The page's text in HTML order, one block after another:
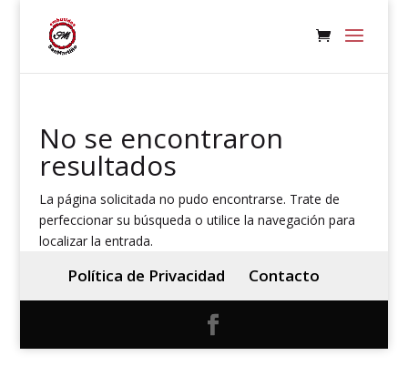
No se encontraron
resultados
La página solicitada no pudo encontrarse. Trate de
perfeccionar su búsqueda o utilice la navegación para
localizar la entrada.
Política de Privacidad Contacto